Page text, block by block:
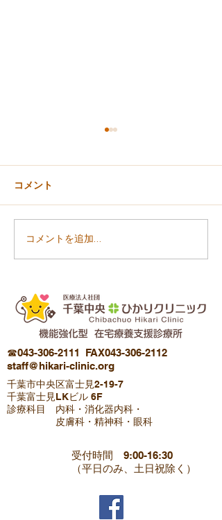
精神科ドクター入職のお
知らせ
コメント
コメントを追加…
☎043-306-2111 FAX043-306-2112
staff@hikari-clinic.org
​千葉市中央区富士見2-19-7
千葉富士見LKビル 6F
診療科目 ​内科・消化器内科・
皮膚科・​精神科・眼科
受付時間 9:00-16:30
​（平日のみ、土日祝除く）